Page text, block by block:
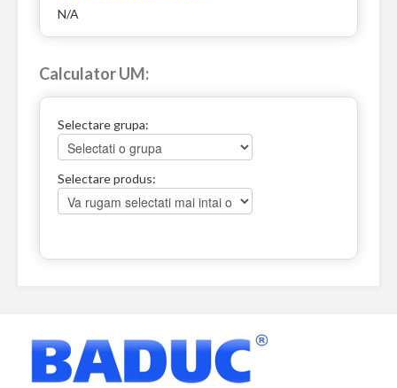
N/A
Calculator UM:
Selectare grupa:
Selectare produs: